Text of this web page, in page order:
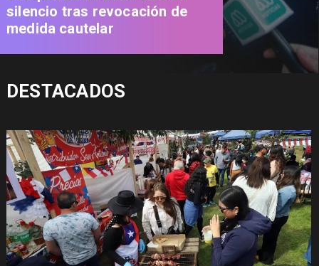
silencio tras revocación de
medida cautelar
DESTACADOS